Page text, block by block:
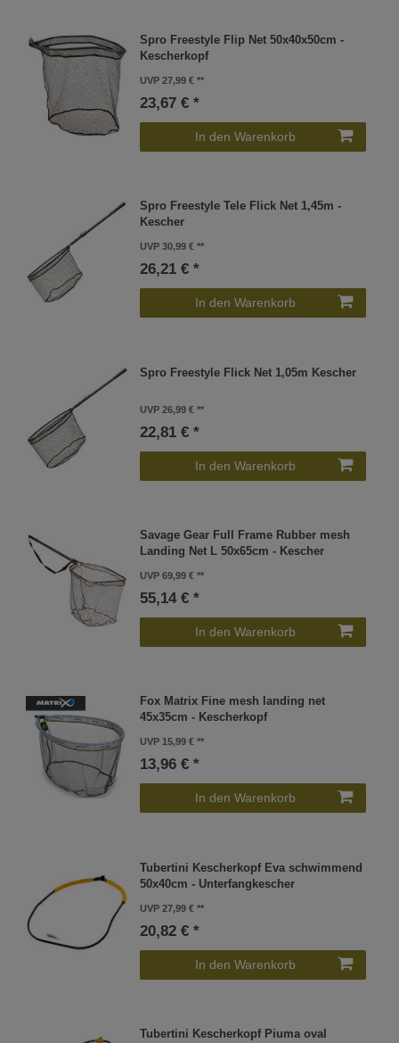
Spro Freestyle Flip Net 50x40x50cm -
Kescherkopf
UVP 27,99 €
23,67 € *
In den Warenkorb
Spro Freestyle Tele Flick Net 1,45m -
Kescher
UVP 30,99 €
26,21 € *
In den Warenkorb
Spro Freestyle Flick Net 1,05m Kescher
UVP 26,99 €
22,81 € *
In den Warenkorb
Savage Gear Full Frame Rubber mesh
Landing Net L 50x65cm - Kescher
UVP 69,99 €
55,14 € *
In den Warenkorb
Fox Matrix Fine mesh landing net
45x35cm - Kescherkopf
UVP 15,99 €
13,96 € *
In den Warenkorb
Tubertini Kescherkopf Eva schwimmend
50x40cm - Unterfangkescher
UVP 27,99 €
20,82 € *
In den Warenkorb
Tubertini Kescherkopf Piuma oval